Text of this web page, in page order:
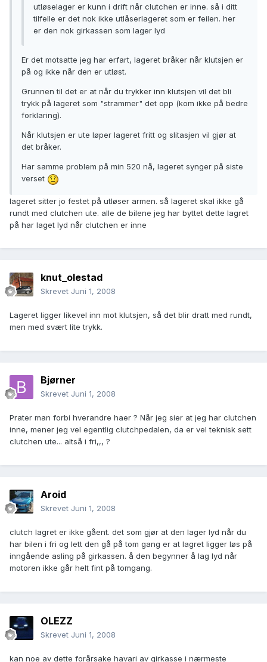
utløselager er kunn i drift når clutchen er inne. så i ditt
tilfelle er det nok ikke utlåserlageret som er feilen. her
er den nok girkassen som lager lyd
Er det motsatte jeg har erfart, lageret bråker når klutsjen er
på og ikke når den er utløst.
Grunnen til det er at når du trykker inn klutsjen vil det bli
trykk på lageret som "strammer" det opp (kom ikke på bedre
forklaring).
Når klutsjen er ute løper lageret fritt og slitasjen vil gjør at
det bråker.
Har samme problem på min 520 nå, lageret synger på siste
verset
lageret sitter jo festet på utløser armen. så lageret skal ikke gå
rundt med clutchen ute. alle de bilene jeg har byttet dette lagret
på har laget lyd når clutchen er inne
knut_olestad
Skrevet Juni 1, 2008
Lageret ligger likevel inn mot klutsjen, så det blir dratt med rundt,
men med svært lite trykk.
Bjørner
Skrevet Juni 1, 2008
Prater man forbi hverandre haer ? Når jeg sier at jeg har clutchen
inne, mener jeg vel egentlig clutchpedalen, da er vel teknisk sett
clutchen ute... altså i fri,,, ?
Aroid
Skrevet Juni 1, 2008
clutch lagret er ikke gåent. det som gjør at den lager lyd når du
har bilen i fri og lett den gå på tom gang er at lagret ligger løs på
inngående asling på girkassen. å den begynner å lag lyd når
motoren ikke går helt fint på tomgang.
OLEZZ
Skrevet Juni 1, 2008
kan noe av dette forårsake havari av girkasse i nærmeste